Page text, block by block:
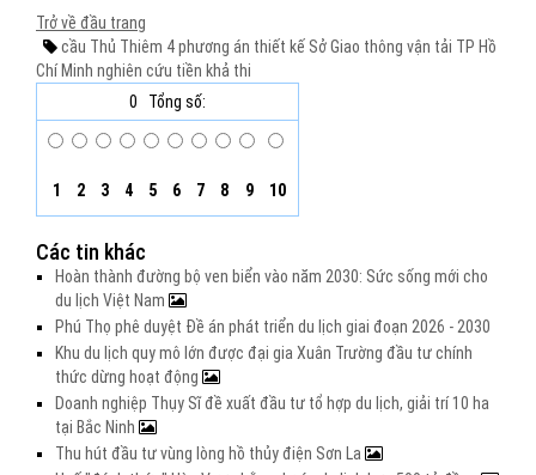
Trở về đầu trang
cầu Thủ Thiêm 4phương án thiết kế Sở Giao thông vận tải TP Hồ
Chí Minh nghiên cứu tiền khả thi
0
Tổng số:
1 2 3 4 5 6 7 8 9 10
Các tin khác
Hoàn thành đường bộ ven biển vào năm 2030: Sức sống mới cho
du lịch Việt Nam
Phú Thọ phê duyệt Đề án phát triển du lịch giai đoạn 2026 - 2030
Khu du lịch quy mô lớn được đại gia Xuân Trường đầu tư chính
thức dừng hoạt động
Doanh nghiệp Thụy Sĩ đề xuất đầu tư tổ hợp du lịch, giải trí 10 ha
tại Bắc Ninh
Thu hút đầu tư vùng lòng hồ thủy điện Sơn La